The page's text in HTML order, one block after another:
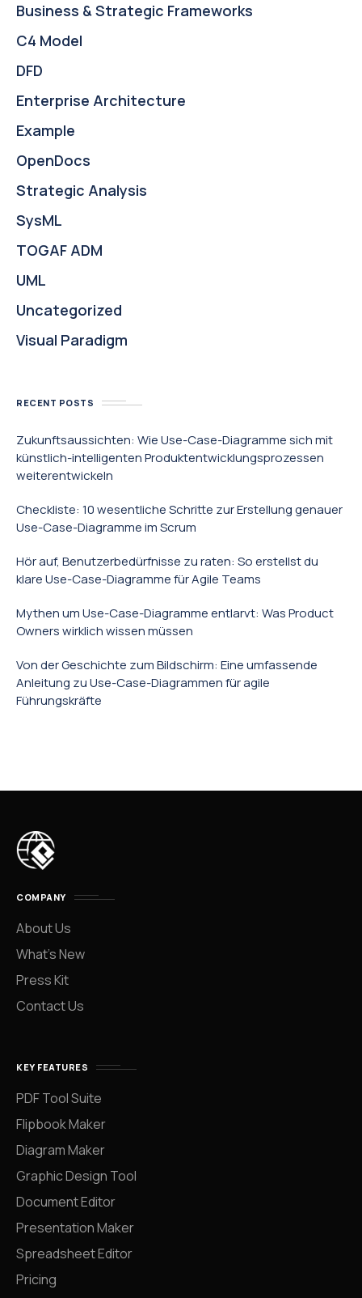
Business & Strategic Frameworks
C4 Model
DFD
Enterprise Architecture
Example
OpenDocs
Strategic Analysis
SysML
TOGAF ADM
UML
Uncategorized
Visual Paradigm
RECENT POSTS
Zukunftsaussichten: Wie Use-Case-Diagramme sich mit
künstlich-intelligenten Produktentwicklungsprozessen
weiterentwickeln
Checkliste: 10 wesentliche Schritte zur Erstellung genauer
Use-Case-Diagramme im Scrum
Hör auf, Benutzerbedürfnisse zu raten: So erstellst du
klare Use-Case-Diagramme für Agile Teams
Mythen um Use-Case-Diagramme entlarvt: Was Product
Owners wirklich wissen müssen
Von der Geschichte zum Bildschirm: Eine umfassende
Anleitung zu Use-Case-Diagrammen für agile
Führungskräfte
COMPANY
About Us
What’s New
Press Kit
Contact Us
KEY FEATURES
PDF Tool Suite
Flipbook Maker
Diagram Maker
Graphic Design Tool
Document Editor
Presentation Maker
Spreadsheet Editor
Pricing